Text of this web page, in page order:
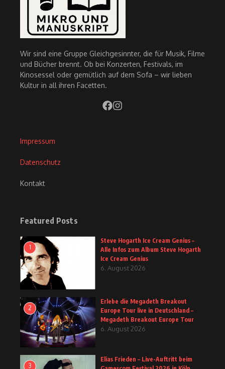
Wir sind eine Gruppe Gleichgesinnter, die für Musik, Filme
und Bücher brennt. Ob bei Konzerten, Festivals, im
Kinosessel oder gemütlich auf dem Sofa – wir lieben
Kultur in all ihren Facetten.
Impressum
Datenschutz
Kontakt
Featured Posts
1
Steve Hogarth Ice Cream Genius –
Alle Infos zum Album Steve Hogarth
Ice Cream Genius
6. August 2026
2
Erlebe die Megadeth Breakout
Europe Tour live in Deutschland –
Megadeth Breakout Europe Tour
6. August 2026
3
Elias Frieden – Live-Auftritt beim